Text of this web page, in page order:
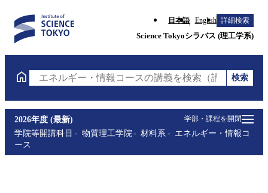
日本語 English 詳細検索
Science Tokyoシラバス (理工学系)
エネルギー・情報コースの講義を検索（講義名・科
検索
学部・課程を開閉
2026年度 (最新)
学院等開講科目
物質理工学院 材料系
エネルギー・情報コ
ース